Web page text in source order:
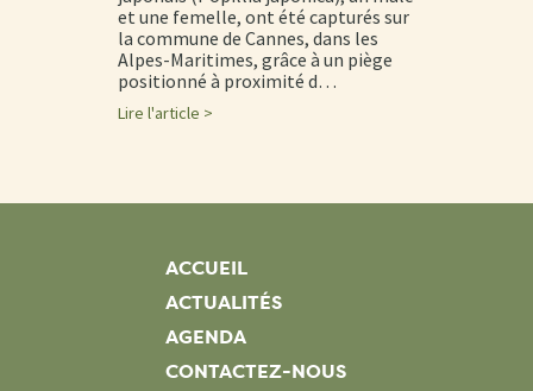
et une femelle, ont été capturés sur
la commune de Cannes, dans les
Alpes-Maritimes, grâce à un piège
positionné à proximité d…
Lire l'article >
ACCUEIL
ACTUALITÉS
AGENDA
CONTACTEZ-NOUS